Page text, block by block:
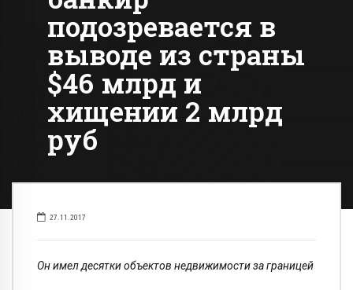
подозревается в
выводе из страны
$46 млрд и
хищении 2 млрд
руб
27.11.2017
Он имел десятки объектов недвижимости за границей